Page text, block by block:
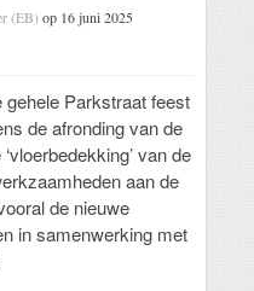
(EB)op 16 juni 2025
Parkstraat feest
de afronding van de
van de
aan de
de nieuwe
in samenwerking met